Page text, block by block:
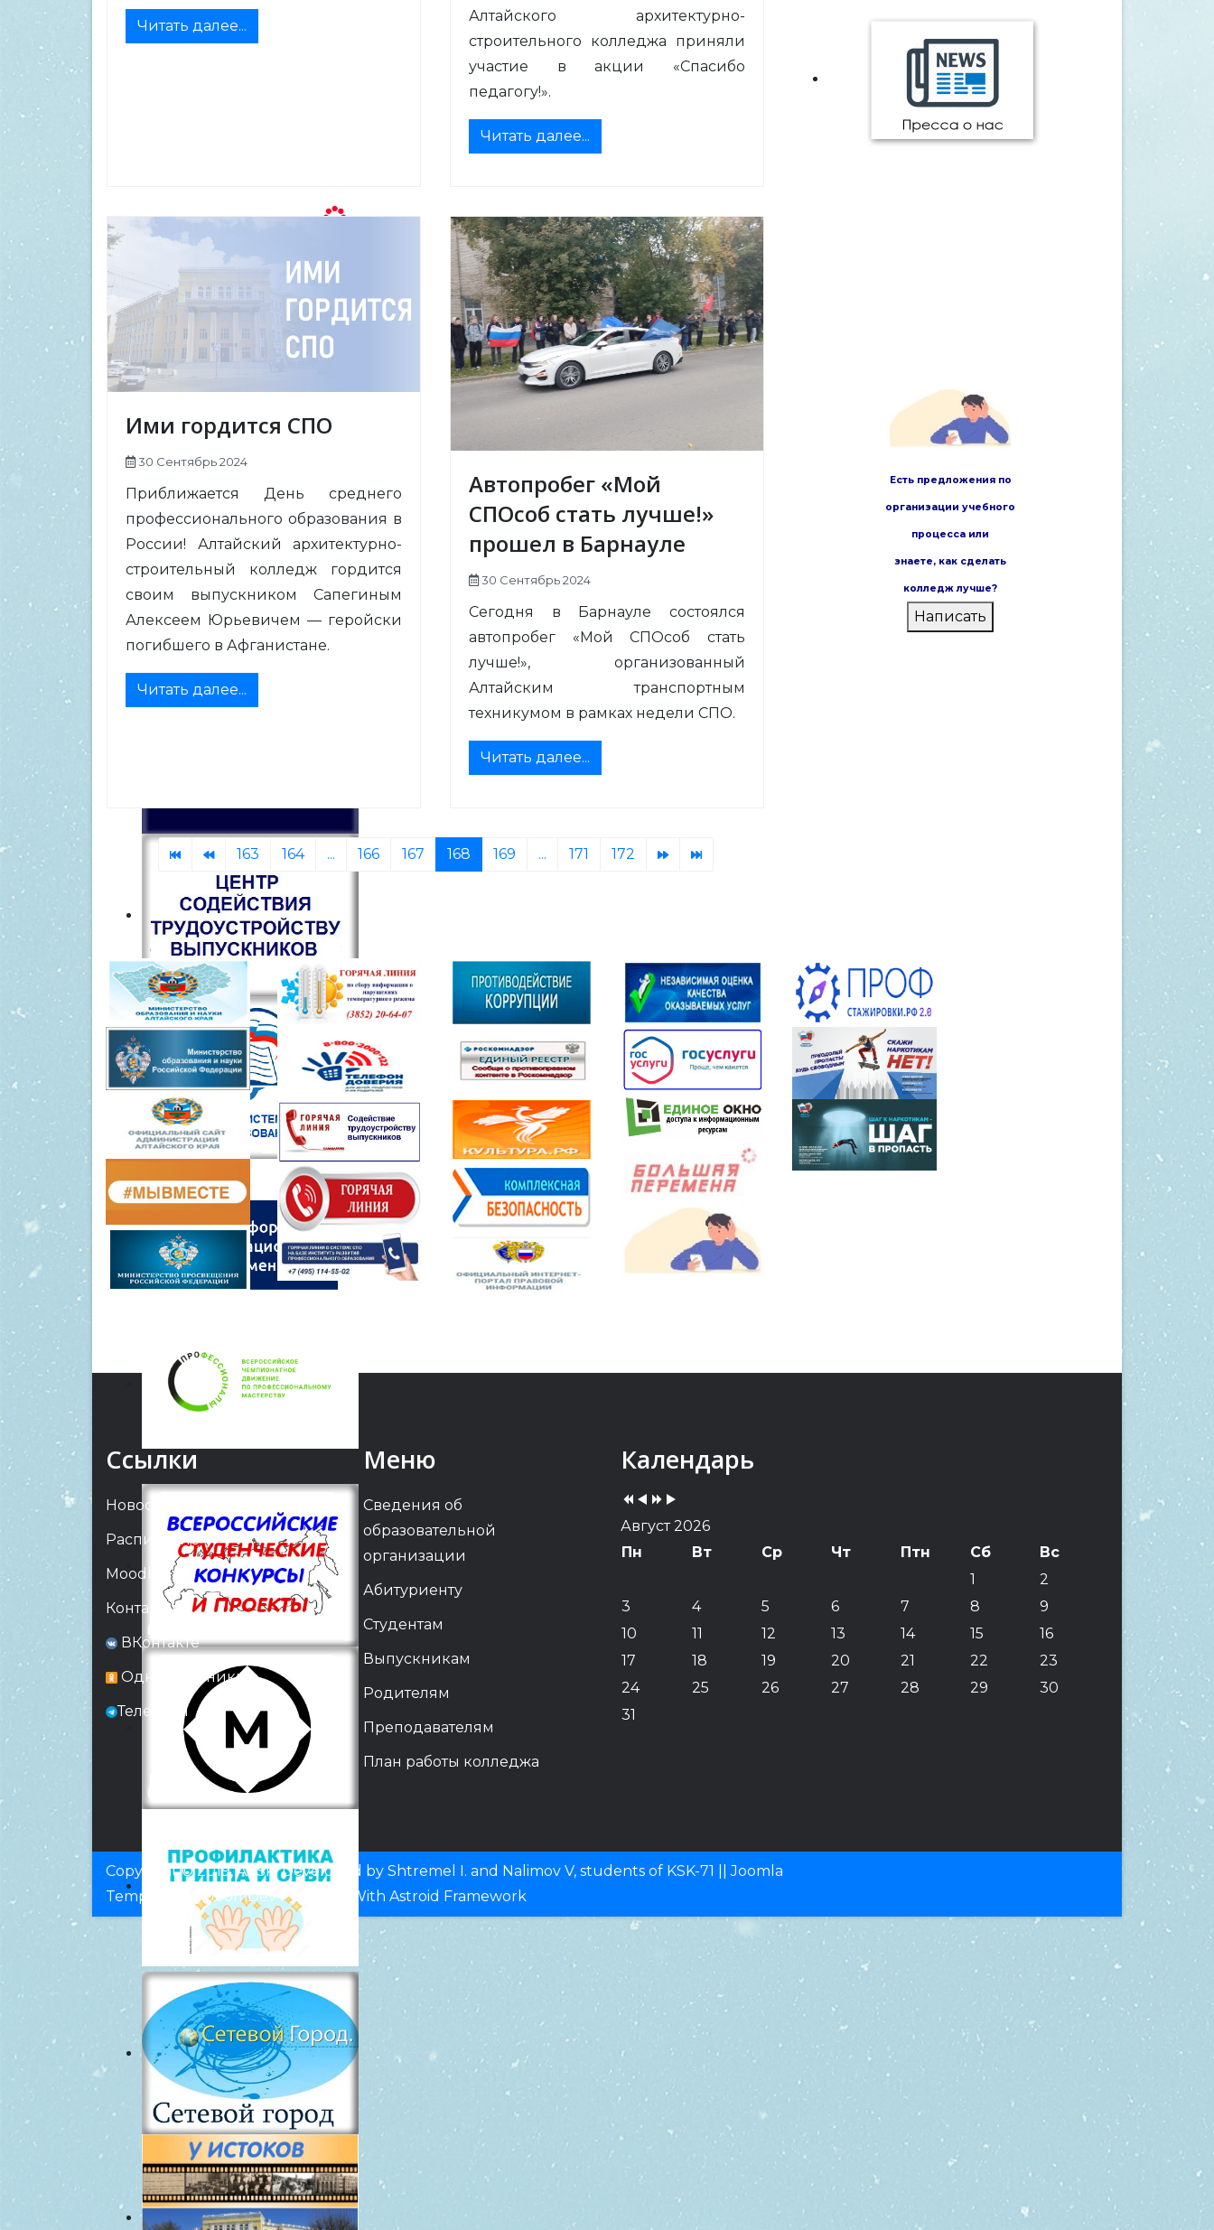
Читать далее...
Алтайского архитектурно-
строительного колледжа приняли
участие в акции «Спасибо
педагогу!».
Читать далее...
Ими гордится СПО
30 Сентябрь 2024
Приближается День среднего
профессионального образования в
России! Алтайский архитектурно-
строительный колледж гордится
своим выпускником Сапегиным
Алексеем Юрьевичем — геройски
погибшего в Афганистане.
Читать далее...
Автопробег «Мой
СПОсоб стать лучше!»
прошел в Барнауле
30 Сентябрь 2024
Сегодня в Барнауле состоялся
автопробег «Мой СПОсоб стать
лучше!», организованный
Алтайским транспортным
техникумом в рамках недели СПО.
Читать далее...
163 164 ... 166 167 168 169 ... 171 172
Есть предложения по
организации учебного
процесса или
знаете, как сделать
колледж лучше?
Написать
Ссылки
Новости
Расписание
Moodle
Контакты
ВКонтакте
Одноклассники
Телеграм
Меню
Сведения об
образовательной
организации
Абитуриенту
Студентам
Выпускникам
Родителям
Преподавателям
План работы колледжа
Календарь
Previous
Year
Previous
Month
YearMonth
Август 2026
Пн
Вт Ср Чт Птн Сб
Вс
1
2
3
4 5 6 7 8
9
10
11 12 13 14 15
16
17
18 19 20 21 22
23
24
25 26 27 28 29
30
31
Copyright © 2019, AASK. Developed by Shtremel I. and Nalimov V, students of KSK-71 ||Joomla
Templates
by JoomDevPowered With Astroid Framework